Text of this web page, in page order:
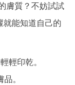
膚質？不妨試試
能知道自己的
輕印乾。
。